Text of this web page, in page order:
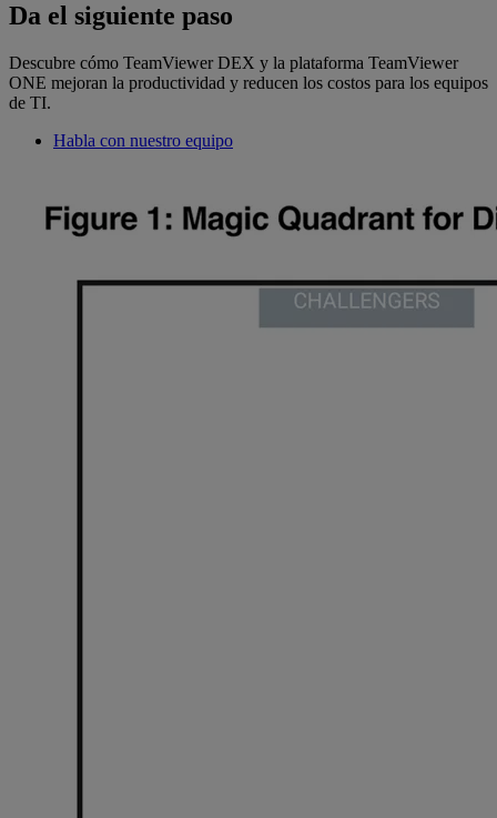
Da el siguiente paso
Descubre cómo TeamViewer DEX y la plataforma TeamViewer
ONE mejoran la productividad y reducen los costos para los equipos
de TI.
Habla con nuestro equipo